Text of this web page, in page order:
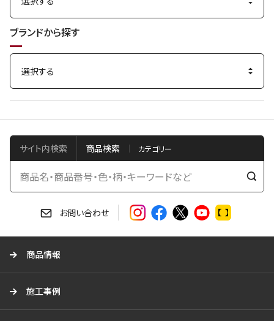
ブランドから探す
サイト内検索 商品検索
検
お問い合わせ
商品情報
施工事例